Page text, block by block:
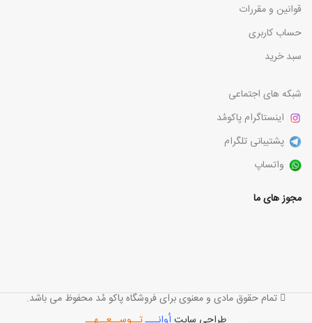
قوانین و مقررات
حساب کاربری
سبد خرید
شبکه های اجتماعی
اینستاگرام پاکومُد
پشتیبانی تلگرام
واتساپ
مجوز های ما
تمام حقوق مادی و معنوی برای فروشگاه پاکو مُد محفوظ می باشد.